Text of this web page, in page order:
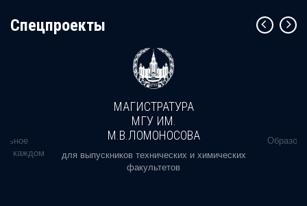
Cпецпроекты
в каждом
МАГИСТРАТУРА
МГУ ИМ.
М.В.ЛОМОНОСОВА
для выпускников технических и химических
факультетов